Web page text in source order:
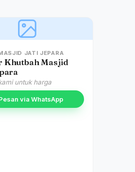
JATI JEPARA
Khutbah Masjid
untuk harga
via WhatsApp